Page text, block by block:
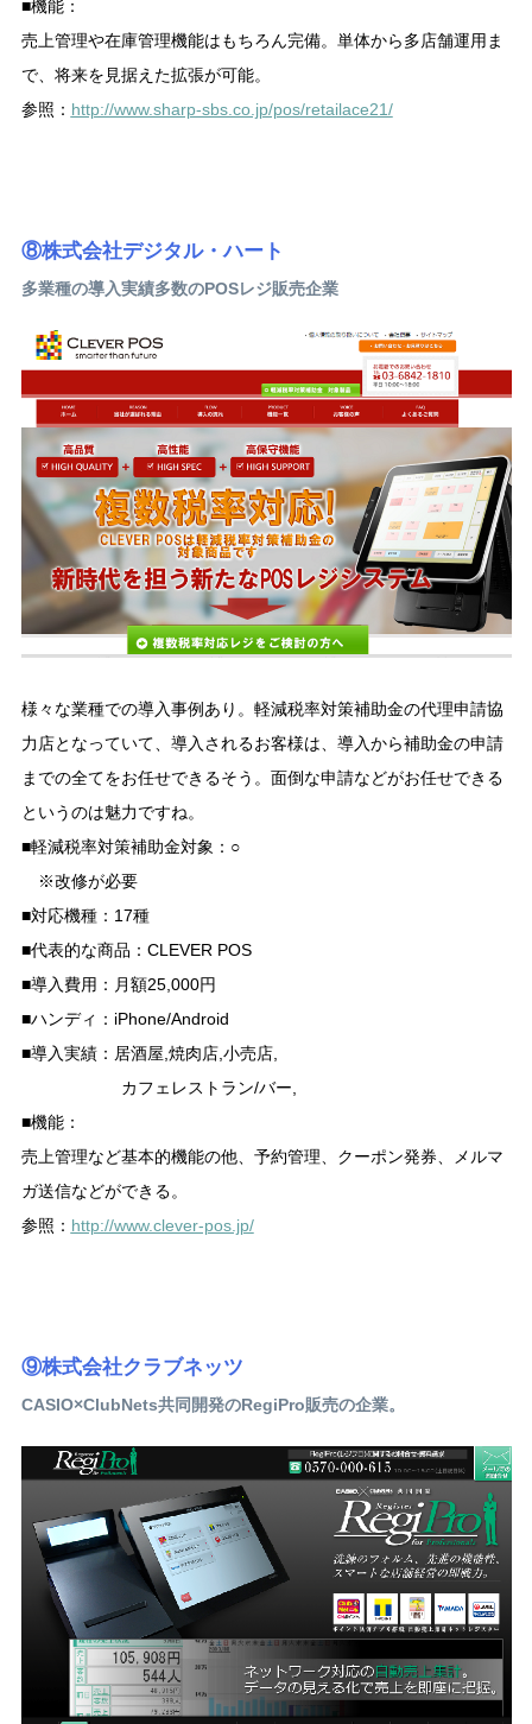
■機能：
売上管理や在庫管理機能はもちろん完備。単体から多店舗運用ま
で、将来を見据えた拡張が可能。
参照： http://www.sharp-sbs.co.jp/pos/retailace21/
⑧株式会社デジタル・ハート
多業種の導入実績多数のPOSレジ販売企業
様々な業種での導入事例あり。軽減税率対策補助金の代理申請協
力店となっていて、導入されるお客様は、導入から補助金の申請
までの全てをお任せできるそう。面倒な申請などがお任せできる
というのは魅力ですね。
■軽減税率対策補助金対象：○
※改修が必要
■対応機種：17種
■代表的な商品：CLEVER POS
■導入費用：月額25,000円
■ハンディ：iPhone/Android
■導入実績：居酒屋,焼肉店,小売店,
カフェレストラン/バー,
■機能：
売上管理など基本的機能の他、予約管理、クーポン発券、メルマ
ガ送信などができる。
参照： http://www.clever-pos.jp/
⑨株式会社クラブネッツ
CASIO×ClubNets共同開発のRegiPro販売の企業。